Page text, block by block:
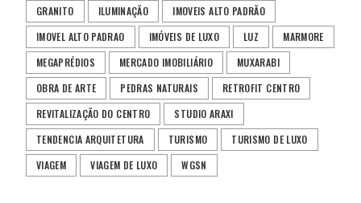
GRANITO
ILUMINAÇÃO
IMOVEIS ALTO PADRÃO
IMOVEL ALTO PADRAO
IMÓVEIS DE LUXO LUZ
MARMORE
MEGAPRÉDIOS
MERCADO IMOBILIÁRIO
MUXARABI
OBRA DE ARTE
PEDRAS NATURAIS
RETROFIT CENTRO
REVITALIZAÇÃO DO CENTRO
STUDIO ARAXI
TENDENCIA ARQUITETURA
TURISMO
TURISMO DE LUXO
VIAGEM
VIAGEM DE LUXO WGSN